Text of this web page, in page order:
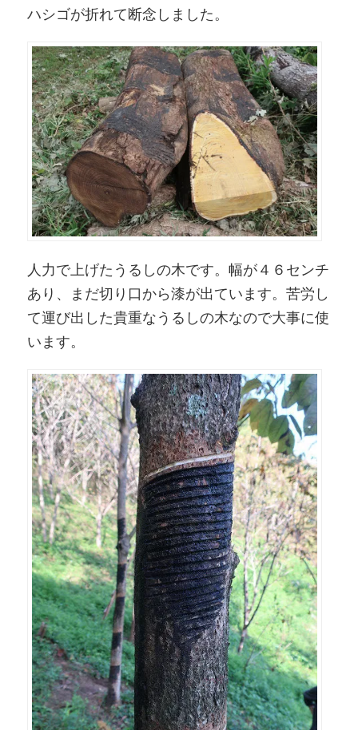
ハシゴが折れて断念しました。
人力で上げたうるしの木です。幅が４６センチ
あり、まだ切り口から漆が出ています。苦労し
て運び出した貴重なうるしの木なので大事に使
います。